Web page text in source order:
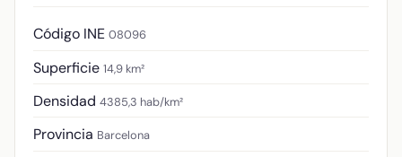
Código INE 08096
Superficie 14,9 km²
Densidad 4385,3 hab/km²
Provincia Barcelona